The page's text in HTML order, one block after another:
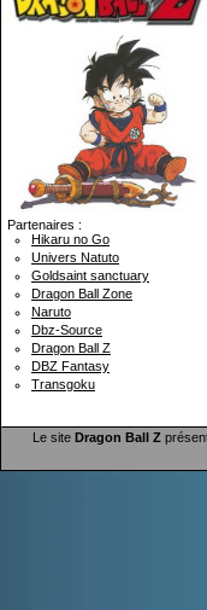
Partenaires :
Hikaru no Go
Univers Natuto
Goldsaint sanctuary
Dragon Ball Zone
Naruto
Dbz-Source
Dragon Ball Z
DBZ Fantasy
Transgoku
Le site Dragon Ball Z